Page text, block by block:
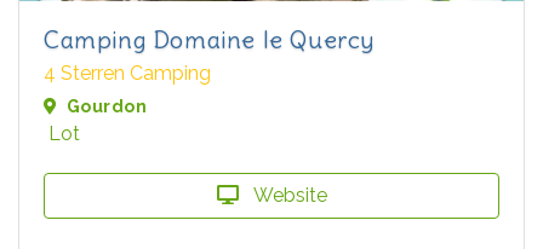
Camping Domaine le Quercy
4 Sterren Camping
Gourdon
Lot
Website